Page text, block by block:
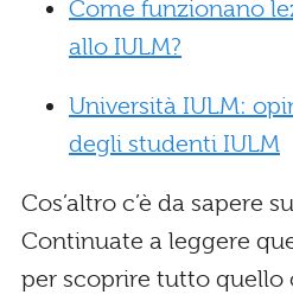
Come funzionano
allo IULM?
Università IULM:
degli studenti IULM
Cos’altro c’è da sapere
Continuate a leggere
per scoprire tutto quello